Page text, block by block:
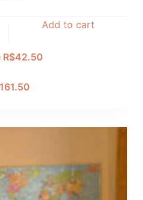
Add to cart
R$42.50
161.50